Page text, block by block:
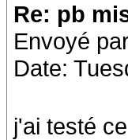
Re: pb
Envoyé
Date:
j'ai testé